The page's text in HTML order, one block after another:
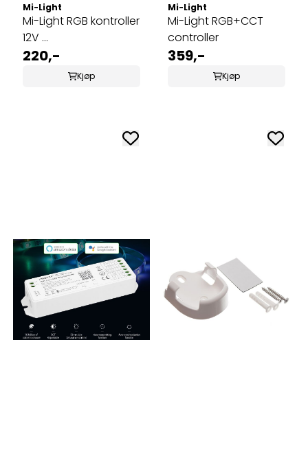
Mi-Light
Mi-Light RGB kontroller
12V ...
220,-
Kjøp
Mi-Light
Mi-Light RGB+CCT
controller
359,-
Kjøp